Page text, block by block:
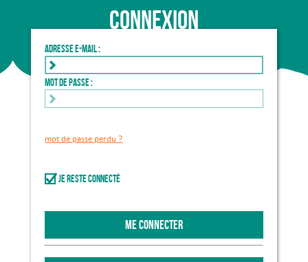
Connexion
Adresse e-mail :
Mot de passe :
mot de passe perdu ?
Je reste connecté
ME CONNECTER